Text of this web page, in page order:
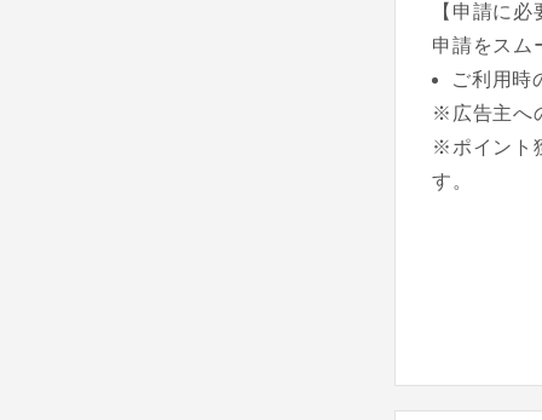
【申請に
申請をスム
ご利用時
※広告主へ
※ポイント
す。